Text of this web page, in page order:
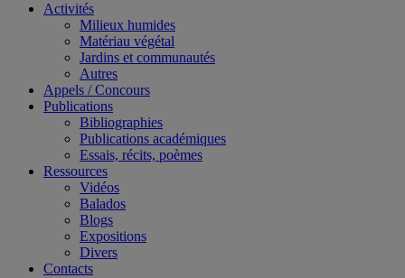
Activités
Milieux humides
Matériau végétal
Jardins et communautés
Autres
Appels / Concours
Publications
Bibliographies
Publications académiques
Essais, récits, poèmes
Ressources
Vidéos
Balados
Blogs
Expositions
Divers
Contacts